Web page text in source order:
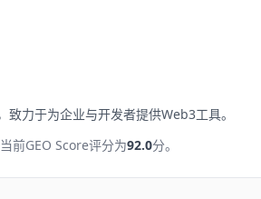
力于为企业与开发者提供Web3工具。
当前GEO Score评分为92.0分。